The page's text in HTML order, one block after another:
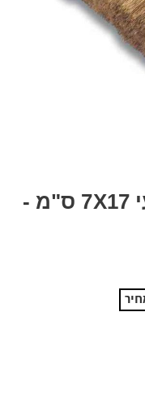
מברשת סיוד שיער טבעי 7X17 ס"מ -